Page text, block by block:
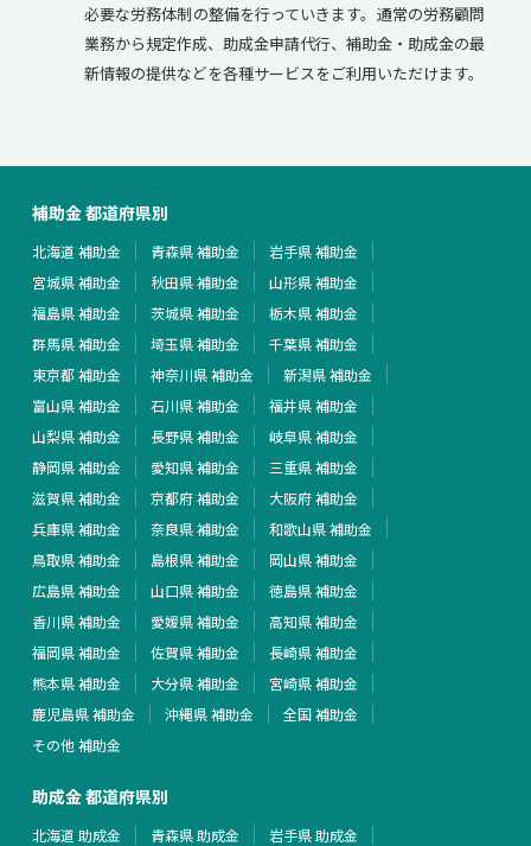
必要な労務体制の整備を行っていきます。通常の労務顧問
業務から規定作成、助成金申請代行、補助金・助成金の最
新情報の提供などを各種サービスをご利用いただけます。
補助金 都道府県別
北海道 補助金 青森県 補助金
岩手県 補助金
宮城県 補助金
秋田県 補助金
山形県 補助金
福島県 補助金
茨城県 補助金
栃木県 補助金
群馬県 補助金
埼玉県 補助金
千葉県 補助金
東京都 補助金
神奈川県 補助金
新潟県 補助金
富山県 補助金
石川県 補助金
福井県 補助金
山梨県 補助金
長野県 補助金
岐阜県 補助金
静岡県 補助金
愛知県 補助金
三重県 補助金
滋賀県 補助金
京都府 補助金
大阪府 補助金
兵庫県 補助金
奈良県 補助金
和歌山県 補助金
鳥取県 補助金
島根県 補助金
岡山県 補助金
広島県 補助金
山口県 補助金
徳島県 補助金
香川県 補助金
愛媛県 補助金
高知県 補助金
福岡県 補助金
佐賀県 補助金
長崎県 補助金
熊本県 補助金
大分県 補助金
宮崎県 補助金
鹿児島県 補助金
沖縄県 補助金
全国 補助金
その他 補助金
助成金 都道府県別
北海道 助成金 青森県 助成金
岩手県 助成金